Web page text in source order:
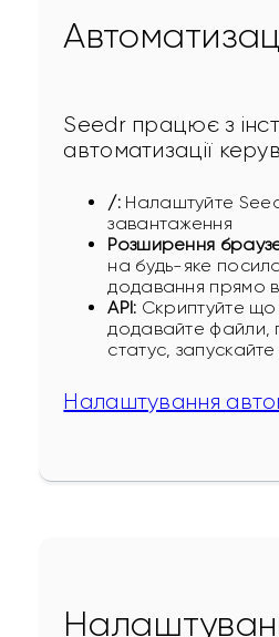
Seedr працює з
автоматизації
/: Налаштуйте
завантаження
Розширення
на будь-яке
додавання прямо
API: Скриптуйте
додавайте файли,
статус,
Налаштування